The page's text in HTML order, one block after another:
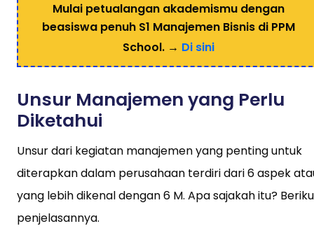
Mulai petualangan akademismu dengan
beasiswa penuh S1 Manajemen Bisnis di PPM
School. → Di sini
Unsur Manajemen yang Perlu
Diketahui
Unsur dari kegiatan manajemen yang penting untuk
diterapkan dalam perusahaan terdiri dari 6 aspek
yang lebih dikenal dengan 6 M. Apa sajakah itu?
penjelasannya.